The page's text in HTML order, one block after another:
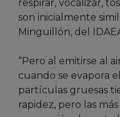
respirar, vocalizar,
son inicialmente
Minguillón, del
“Pero al emitirse al
cuando se evapora
partículas gruesas
rapidez, pero las